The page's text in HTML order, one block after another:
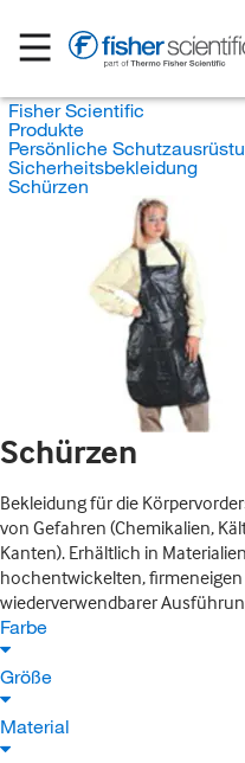
Fisher Scientific
Produkte
Persönliche
Sicherheitsbekleidung
Schürzen
Schürzen
Bekleidung für die
von Gefahren (Chemikalien,
Kanten). Erhältlich in
hochentwickelten,
wiederverwendbarer
Farbe
Größe
Material